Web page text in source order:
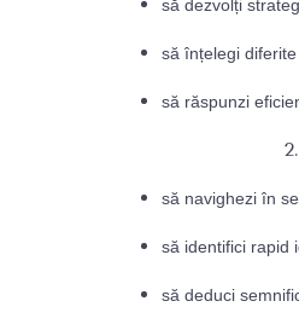
să dezvolți
să înțelegi
să răspunzi
să navighezi în
să identifici rapid
să deduci